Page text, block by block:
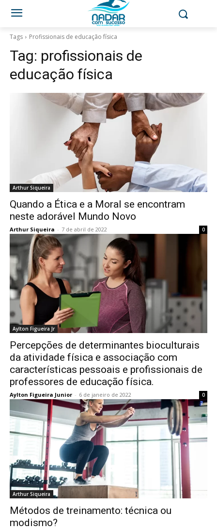
Tags Profissionais de educação física
Tag: profissionais de
educação física
Arthur Siqueira
Quando a Ética e a Moral se encontram
neste adorável Mundo Novo
Arthur Siqueira - 7 de abril de 2022 0
Aylton Figueira Jr
Percepções de determinantes bioculturais
da atividade física e associação com
características pessoais e profissionais de
professores de educação física.
Aylton Figueira Junior - 6 de janeiro de 2022 0
Arthur Siqueira
Métodos de treinamento: técnica ou
modismo?